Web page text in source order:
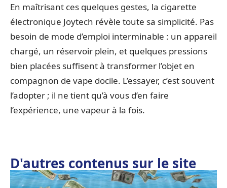
En maîtrisant ces quelques gestes, la cigarette
électronique Joytech révèle toute sa simplicité. Pas
besoin de mode d’emploi interminable : un appareil
chargé, un réservoir plein, et quelques pressions
bien placées suffisent à transformer l’objet en
compagnon de vape docile. L’essayer, c’est souvent
l’adopter ; il ne tient qu’à vous d’en faire
l’expérience, une vapeur à la fois.
D'autres contenus sur le site